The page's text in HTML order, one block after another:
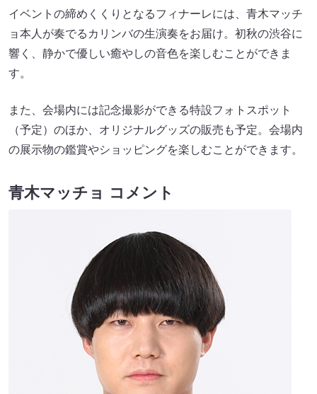
イベントの締めくくりとなるフィナーレには、青木マッチ
ョ本人が奏でるカリンバの生演奏をお届け。初秋の渋谷に
響く、静かで優しい癒やしの音色を楽しむことができま
す。
また、会場内には記念撮影ができる特設フォトスポット
（予定）のほか、オリジナルグッズの販売も予定。会場内
の展示物の鑑賞やショッピングを楽しむことができます。
青木マッチョ コメント